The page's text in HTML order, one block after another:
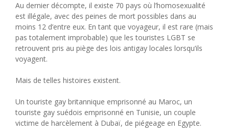
Au dernier décompte, il existe 70 pays où l’homosexualité
est illégale, avec des peines de mort possibles dans au
moins 12 d’entre eux. En tant que voyageur, il est rare (mais
pas totalement improbable) que les touristes LGBT se
retrouvent pris au piège des lois antigay locales lorsqu’ils
voyagent.
Mais de telles histoires existent.
Un touriste gay britannique emprisonné au Maroc, un
touriste gay suédois emprisonné en Tunisie, un couple
victime de harcèlement à Dubaï, de piégeage en Egypte.